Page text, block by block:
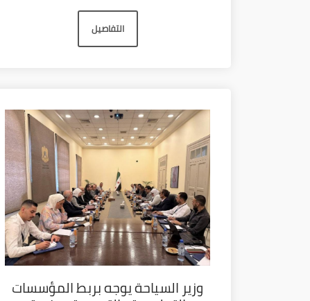
التفاصيل
وزير السياحة يوجه بربط المؤسسات